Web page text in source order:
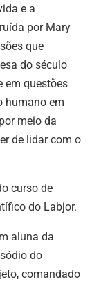
e a
por Mary
que
do século
em questões
humano em
meio da
de lidar com o
curso de
do Labjor.
aluna da
do
comandado